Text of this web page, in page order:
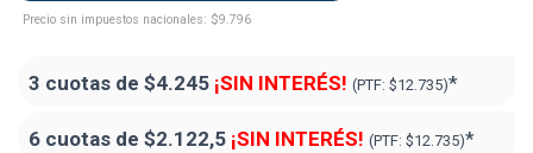
Precio sin impuestos nacionales: $9.796
3 cuotas de $4.245 ¡SIN INTERÉS! (PTF: $12.735)*
6 cuotas de $2.122,5 ¡SIN INTERÉS! (PTF: $12.735)*